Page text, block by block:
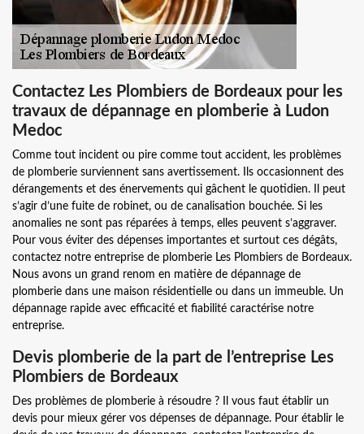
Contactez Les Plombiers de Bordeaux pour les
travaux de dépannage en plomberie à Ludon
Medoc
Comme tout incident ou pire comme tout accident, les problèmes
de plomberie surviennent sans avertissement. Ils occasionnent des
dérangements et des énervements qui gâchent le quotidien. Il peut
s’agir d’une fuite de robinet, ou de canalisation bouchée. Si les
anomalies ne sont pas réparées à temps, elles peuvent s’aggraver.
Pour vous éviter des dépenses importantes et surtout ces dégâts,
contactez notre entreprise de plomberie Les Plombiers de Bordeaux.
Nous avons un grand renom en matière de dépannage de
plomberie dans une maison résidentielle ou dans un immeuble. Un
dépannage rapide avec efficacité et fiabilité caractérise notre
entreprise.
Devis plomberie de la part de l’entreprise Les
Plombiers de Bordeaux
Des problèmes de plomberie à résoudre ? Il vous faut établir un
devis pour mieux gérer vos dépenses de dépannage. Pour établir le